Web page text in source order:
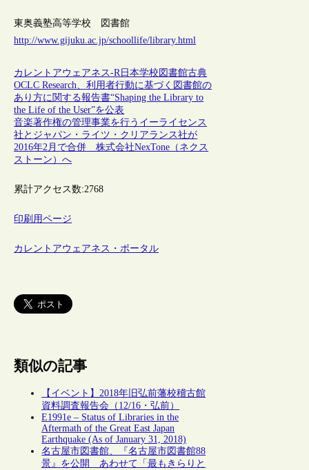
東奥義塾高等学校 図書館
http://www.gijuku.ac.jp/schoollife/library.html
カレントアウェアネス-R 日本学校図書館古典
OCLC Research、利用者行動に基づく図書館の
あり方に関する報告書“Shaping the Library to
the Life of the User”を公表
音楽著作権の管理事業を行うイーライセンス
社とジャパン・ライツ・クリアランス社が
2016年2月で合併 株式会社NexTone（ネクス
ストーン）へ
累計アクセス数:2768
印刷用ページ
カレントアウェアネス・ポータル
類似の記事
【イベント】2018年旧弘前藩校稽古館
資料調査報告会（12/16・弘前）
E1991e – Status of Libraries in the
Aftermath of the Great East Japan
Earthquake (As of January 31, 2018)
名古屋市図書館、『名古屋市図書館88
景』を公開 あわせて「最もきらりと